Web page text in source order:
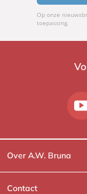
Op onze
toepassing.
Over A.W. Bruna
Wat wij doen
Contact